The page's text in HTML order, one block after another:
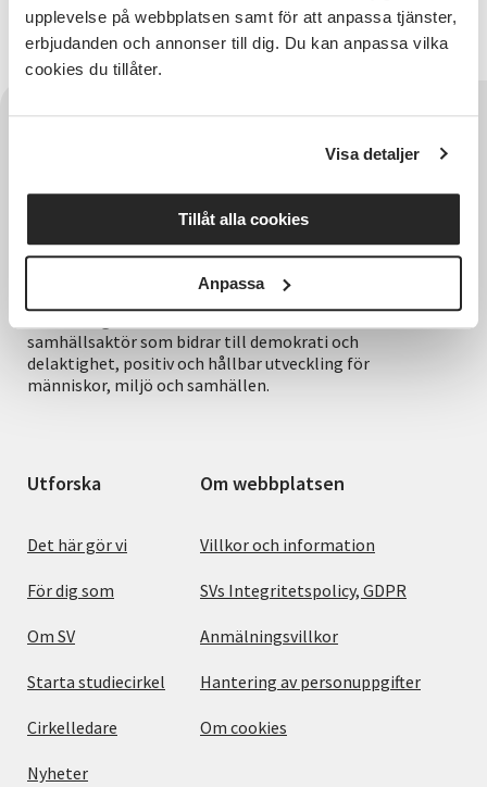
upplevelse på webbplatsen samt för att anpassa tjänster,
erbjudanden och annonser till dig. Du kan anpassa vilka
cookies du tillåter.
Visa detaljer
Tillåt alla cookies
Anpassa
LIMPAN
Hela Sveriges studieförbund - Vi är en central
samhällsaktör som bidrar till demokrati och
delaktighet, positiv och hållbar utveckling för
människor, miljö och samhällen.
Utforska
Det här gör vi
För dig som
Om SV
Starta studiecirkel
Cirkelledare
Nyheter
Om webbplatsen
Villkor och information
SVs Integritetspolicy, GDPR
Anmälningsvillkor
Hantering av personuppgifter
Om cookies